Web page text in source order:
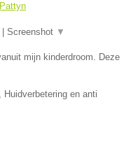
Screenshot ▼
mijn kinderdroom. Deze
en anti